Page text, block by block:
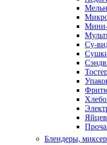
Мини-
Су-
Блендеры,